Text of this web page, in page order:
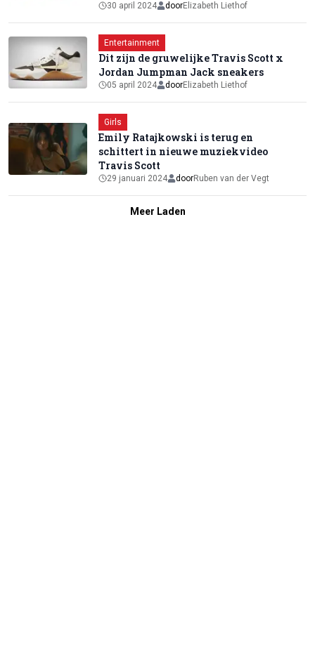
30 april 2024 doorElizabeth Liethof
Entertainment
Dit zijn de gruwelijke Travis Scott x
Jordan Jumpman Jack sneakers
05 april 2024 doorElizabeth Liethof
Girls
Emily Ratajkowski is terug en
schittert in nieuwe muziekvideo
Travis Scott
29 januari 2024 doorRuben van der Vegt
Meer Laden